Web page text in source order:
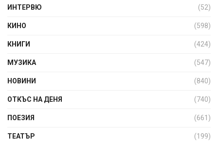
ИНТЕРВЮ (52)
КИНО (598)
КНИГИ (424)
МУЗИКА (547)
НОВИНИ (840)
ОТКЪС НА ДЕНЯ (740)
ПОЕЗИЯ (661)
ТЕАТЪР (199)